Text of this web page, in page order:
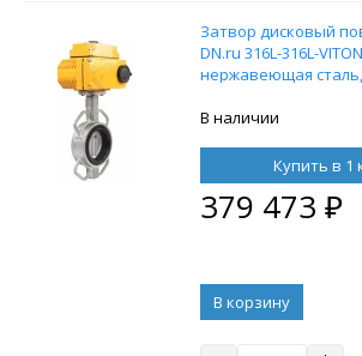
Затвор дисковый
DN.ru 316L-316L-
нержавеющая
380В
В наличии
Купить в 1
379 473 ₽
В корзину